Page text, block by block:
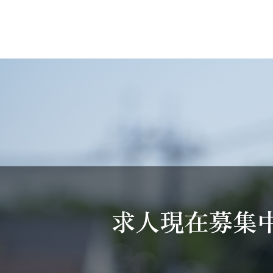
求人現在募集